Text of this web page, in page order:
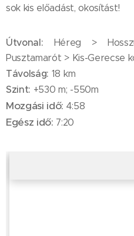
sok kis előadást, okosítást!
Útvonal: Héreg >
Pusztamarót > Kis-Gerecse
Távolság: 18 km
Szint: +530 m; -550m
Mozgási idő: 4:58
Egész idő: 7:20